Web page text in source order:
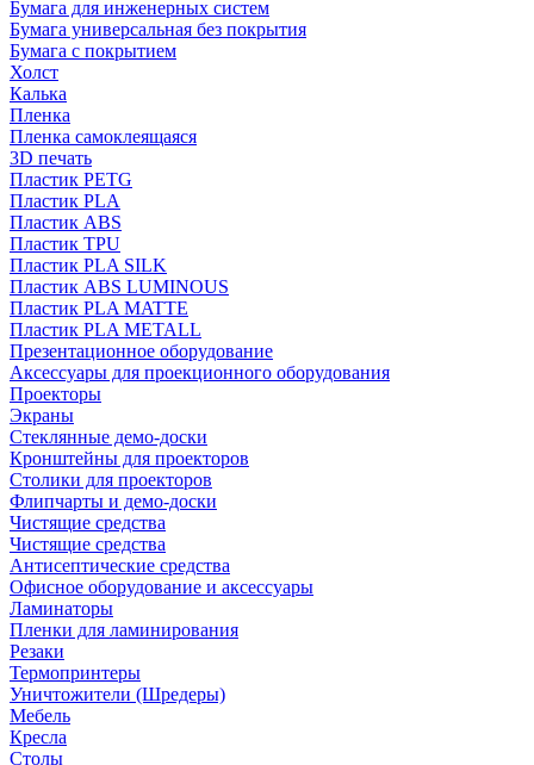
Бумага для инженерных систем
Бумага универсальная без покрытия
Бумага с покрытием
Холст
Калька
Пленка
Пленка самоклеящаяся
3D печать
Пластик PETG
Пластик PLA
Пластик ABS
Пластик TPU
Пластик PLA SILK
Пластик ABS LUMINOUS
Пластик PLA MATTE
Пластик PLA METALL
Презентационное оборудование
Аксессуары для проекционного оборудования
Проекторы
Экраны
Стеклянные демо-доски
Кронштейны для проекторов
Столики для проекторов
Флипчарты и демо-доски
Чистящие средства
Чистящие средства
Антисептические средства
Офисное оборудование и аксессуары
Ламинаторы
Пленки для ламинирования
Резаки
Термопринтеры
Уничтожители (Шредеры)
Мебель
Кресла
Столы